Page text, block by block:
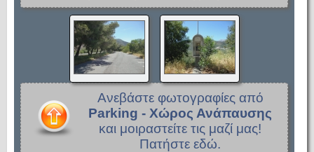
Ανεβάστε φωτογραφίες από
Parking - Χώρος Ανάπαυσης
και μοιραστείτε τις μαζί μας!
Πατήστε εδώ.